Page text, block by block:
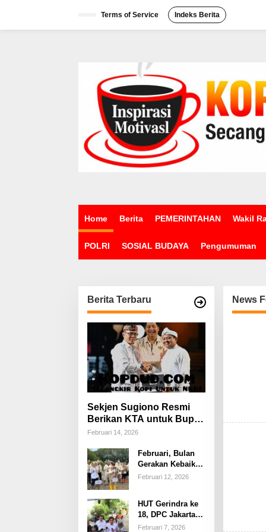
Terms of Service Indeks Berita
Home Berita PEMERINTAHAN Wakil
POLRI SOSIAL BUDAYA Pengumuman
Berita Terbaru
Sekjen Sugiono Resmi
Berikan KTA untuk Bupati
Sumedang Dony Ahmad
Februari 14, 2026
Februari, Bulan
Gerakan Kebaikan
Gerindra: Tanam
Pesisir Lampung
Februari 12, 2026
HUT Gerindra ke
18, DPC Jakarta
Selatan Bergerak
Februari 7, 2026
News